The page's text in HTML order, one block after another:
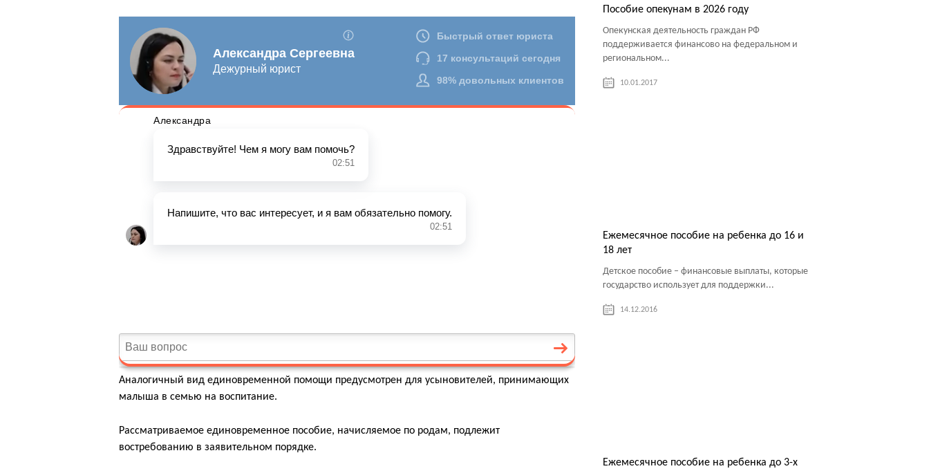
Аналогичный вид единовременной помощи предусмотрен для усыновителей, принимающих
малыша в семью на воспитание.
Рассматриваемое единовременное пособие, начисляемое по родам, подлежит
востребованию в заявительном порядке.
Пособие опекунам в 2026 году
Опекунская деятельность граждан РФ
поддерживается финансово на федеральном и
региональном...
10.01.2017
Ежемесячное пособие на ребенка до 16 и
18 лет
Детское пособие – финансовые выплаты, которые
государство использует для поддержки...
14.12.2016
Ежемесячное пособие на ребенка до 3-х